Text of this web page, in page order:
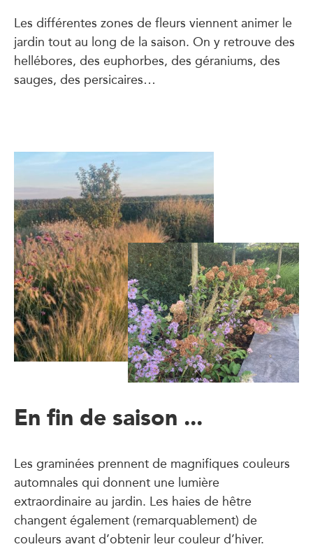
Les différentes zones de fleurs viennent animer le
jardin tout au long de la saison. On y retrouve des
hellébores, des euphorbes, des géraniums, des
sauges, des persicaires…
En fin de saison ...
Les graminées prennent de magnifiques couleurs
automnales qui donnent une lumière
extraordinaire au jardin. Les haies de hêtre
changent également (remarquablement) de
couleurs avant d’obtenir leur couleur d’hiver.